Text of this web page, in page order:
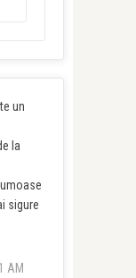
un
la
sigure
AM